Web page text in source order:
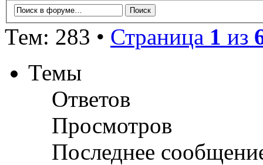
Тем: 283 • Страница 1 из
Темы
Ответов
Просмотров
Последнее